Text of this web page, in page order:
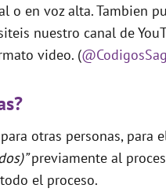
en voz alta. Tambien
nuestro canal de
video. (
otras personas, para
previamente al
el proceso.